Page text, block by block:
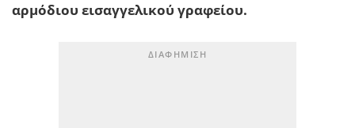
αρμόδιου εισαγγελικού γραφείου.